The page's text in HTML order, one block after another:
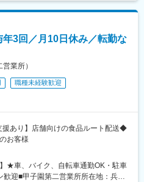
3回／月10日休み／転勤な
業所）
職種未経験歓迎
援あり】店舗向けの食品ルート配送◆
お客様
★車、バイク、自転車通勤OK・駐車
迎■甲子園第二営業所所在地：兵庫